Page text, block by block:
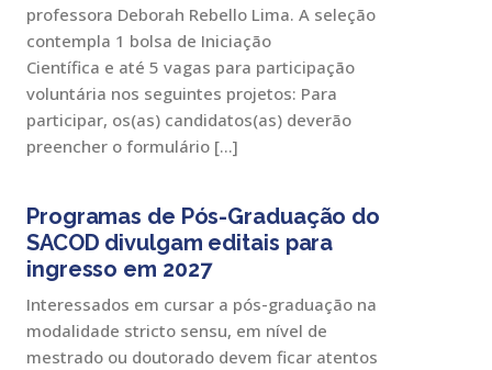
professora Deborah Rebello Lima. A seleção
contempla 1 bolsa de Iniciação
Científica e até 5 vagas para participação
voluntária nos seguintes projetos: Para
participar, os(as) candidatos(as) deverão
preencher o formulário […]
Programas de Pós-Graduação do
SACOD divulgam editais para
ingresso em 2027
Interessados em cursar a pós-graduação na
modalidade stricto sensu, em nível de
mestrado ou doutorado devem ficar atentos